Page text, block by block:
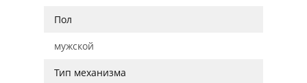
Пол
мужской
Тип механизма